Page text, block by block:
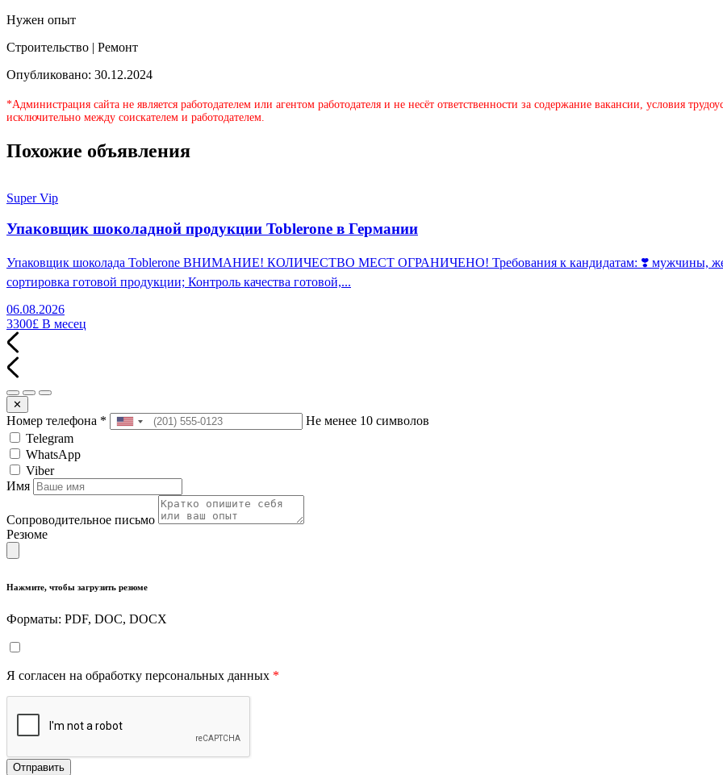
Нужен опыт
Строительство | Ремонт
Опубликовано: 30.12.2024
*Администрация сайта не является работодателем или агентом работодателя и не несёт ответственности за содержание вакансии, условия
исключительно между соискателем и работодателем.
Похожие объявления
Super Vip
Упаковщик шоколадной продукции Toblerone в Германии
Упаковщик шоколада Toblerone ВНИМАНИЕ! КОЛИЧЕСТВО МЕСТ ОГРАНИЧЕНО! Требования к кандидатам: ❣️ мужчины,
сортировка готовой продукции; Контроль качества готовой,...
06.08.2026
3300£ В месец
✕
Номер телефона *
Не менее 10 символов
Telegram
WhatsApp
Viber
Имя
Сопроводительное письмо
Резюме
Нажмите, чтобы загрузить резюме
Форматы: PDF, DOC, DOCX
Я согласен на обработку персональных данных *
Отправить